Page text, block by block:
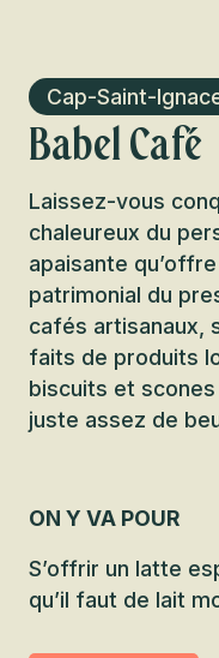
Cap-Saint-
Babel Café
Laissez-vous
chaleureux du
apaisante
patrimonial du
cafés artisanaux,
faits de produits
biscuits et
juste assez de
ON Y VA POUR
S’offrir un latte
qu’il faut de lait